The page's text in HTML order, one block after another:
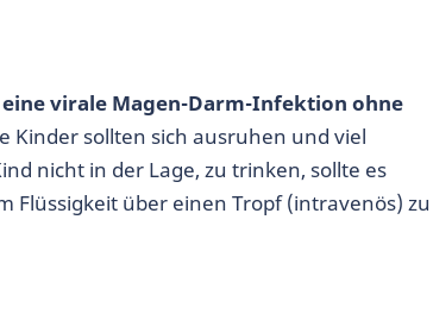
virale Magen-Darm-Infektion ohne
Kinder sollten sich ausruhen und viel
nicht in der Lage, zu trinken, sollte es
über einen Tropf (intravenös) zu